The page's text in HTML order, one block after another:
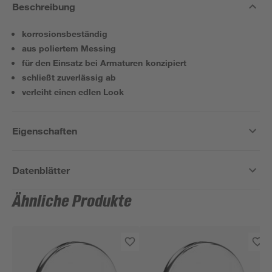
Beschreibung
korrosionsbeständig
aus poliertem Messing
für den Einsatz bei Armaturen konzipiert
schließt zuverlässig ab
verleiht einen edlen Look
Eigenschaften
Datenblätter
Ähnliche Produkte